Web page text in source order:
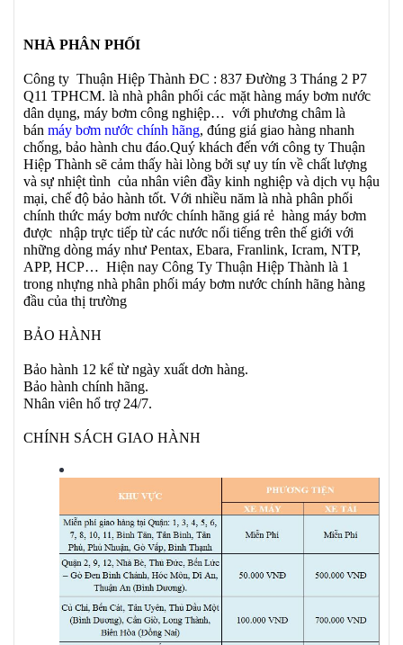
NHÀ PHÂN PHỐI
Công ty Thuận Hiệp Thành ĐC : 837 Đường 3 Tháng 2 P7
Q11 TPHCM. là nhà phân phối các mặt hàng máy bơm nước
dân dụng, máy bơm công nghiệp… với phương châm là
bán máy bơm nước chính hãng, đúng giá giao hàng nhanh
chống, bảo hành chu đáo.Quý khách đến với công ty Thuận
Hiệp Thành sẽ cảm thấy hài lòng bởi sự uy tín về chất lượng
và sự nhiệt tình của nhân viên đầy kinh nghiệp và dịch vụ hậu
mại, chế độ bảo hành tốt. Với nhiều năm là nhà phân phối
chính thức máy bơm nước chính hãng giá rẻ hàng máy bơm
được nhập trực tiếp từ các nước nổi tiếng trên thế giới với
những dòng máy như Pentax, Ebara, Franlink, Icram, NTP,
APP, HCP… Hiện nay Công Ty Thuận Hiệp Thành là 1
trong nhựng nhà phân phối máy bơm nước chính hãng hàng
đầu của thị trường
BẢO HÀNH
Bảo hành 12 kể từ ngày xuất dơn hàng.
Bảo hành chính hãng.
Nhân viên hổ trợ 24/7.
CHÍNH SÁCH GIAO HÀNH